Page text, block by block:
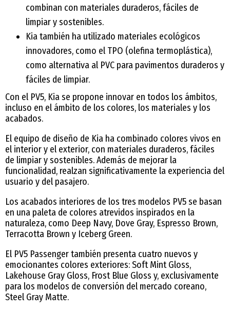
combinan con materiales duraderos, fáciles de
limpiar y sostenibles.
Kia también ha utilizado materiales ecológicos
innovadores, como el TPO (olefina termoplástica),
como alternativa al PVC para pavimentos duraderos y
fáciles de limpiar.
Con el PV5, Kia se propone innovar en todos los ámbitos,
incluso en el ámbito de los colores, los materiales y los
acabados.
El equipo de diseño de Kia ha combinado colores vivos en
el interior y el exterior, con materiales duraderos, fáciles
de limpiar y sostenibles. Además de mejorar la
funcionalidad, realzan significativamente la experiencia del
usuario y del pasajero.
Los acabados interiores de los tres modelos PV5 se basan
en una paleta de colores atrevidos inspirados en la
naturaleza, como Deep Navy, Dove Gray, Espresso Brown,
Terracotta Brown y Iceberg Green.
El PV5 Passenger también presenta cuatro nuevos y
emocionantes colores exteriores: Soft Mint Gloss,
Lakehouse Gray Gloss, Frost Blue Gloss y, exclusivamente
para los modelos de conversión del mercado coreano,
Steel Gray Matte.